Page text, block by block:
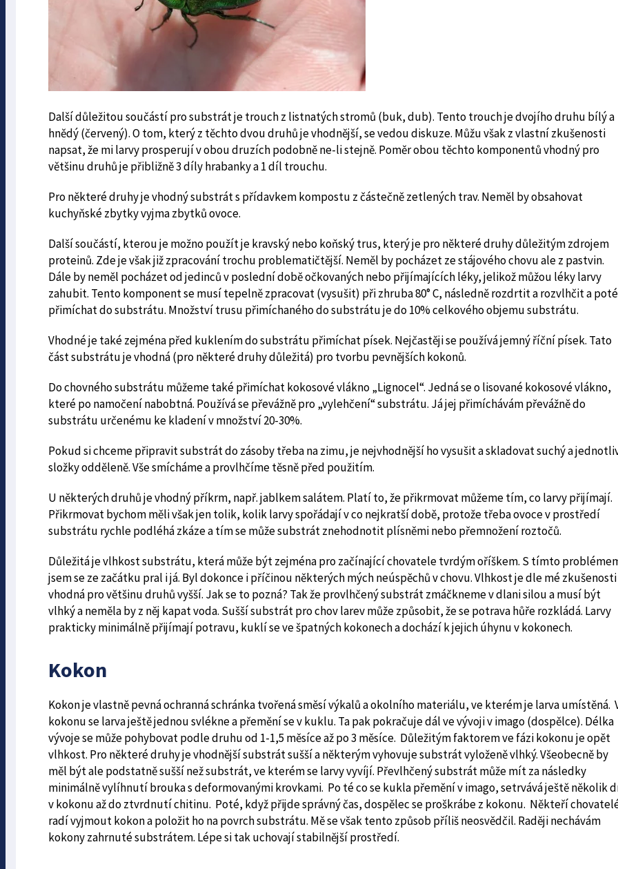
Další důležitou součástí pro substrát je trouch z listnatých stromů (buk, dub). Tento trouch je dvojího druhu bílý a
hnědý (červený). O tom, který z těchto dvou druhů je vhodnější, se vedou diskuze. Můžu však z vlastní zkušenosti
napsat, že mi larvy prosperují v obou druzích podobně ne-li stejně. Poměr obou těchto komponentů vhodný pro
většinu druhů je přibližně 3 díly hrabanky a 1 díl trouchu.
Pro některé druhy je vhodný substrát s přídavkem kompostu z částečně zetlených trav. Neměl by obsahovat
kuchyňské zbytky vyjma zbytků ovoce.
Další součástí, kterou je možno použít je kravský nebo koňský trus, který je pro některé druhy důležitým zdrojem
proteinů. Zde je však již zpracování trochu problematičtější. Neměl by pocházet ze stájového chovu ale z pastvin.
Dále by neměl pocházet od jedinců v poslední době očkovaných nebo přijímajících léky, jelikož můžou léky larvy
zahubit. Tento komponent se musí tepelně zpracovat (vysušit) při zhruba 80° C, následně rozdrtit a rozvlhčit a poté
přimíchat do substrátu. Množství trusu přimíchaného do substrátu je do 10% celkového objemu substrátu.
Vhodné je také zejména před kuklením do substrátu přimíchat písek. Nejčastěji se používá jemný říční písek. Tato
část substrátu je vhodná (pro některé druhy důležitá) pro tvorbu pevnějších kokonů.
Do chovného substrátu můžeme také přimíchat kokosové vlákno „Lignocel“. Jedná se o lisované kokosové vlákno,
které po namočení nabobtná. Používá se převážně pro „vylehčení“ substrátu. Já jej přimíchávám převážně do
substrátu určenému ke kladení v množství 20-30%.
Pokud si chceme připravit substrát do zásoby třeba na zimu, je nejvhodnější ho vysušit a skladovat suchý a
složky odděleně. Vše smícháme a provlhčíme těsně před použitím.
U některých druhů je vhodný příkrm, např. jablkem salátem. Platí to, že přikrmovat můžeme tím, co larvy přijímají.
Přikrmovat bychom měli však jen tolik, kolik larvy spořádají v co nejkratší době, protože třeba ovoce v prostředí
substrátu rychle podléhá zkáze a tím se může substrát znehodnotit plísněmi nebo přemnožení roztočů.
Důležitá je vlhkost substrátu, která může být zejména pro začínající chovatele tvrdým oříškem. S tímto
jsem se ze začátku pral i já. Byl dokonce i příčinou některých mých neúspěchů v chovu. Vlhkost je dle mé zkušenosti
vhodná pro většinu druhů vyšší. Jak se to pozná? Tak že provlhčený substrát zmáčkneme v dlani silou a musí být
vlhký a neměla by z něj kapat voda. Sušší substrát pro chov larev může způsobit, že se potrava hůře rozkládá. Larvy
prakticky minimálně přijímají potravu, kuklí se ve špatných kokonech a dochází k jejich úhynu v kokonech.
Kokon
Kokon je vlastně pevná ochranná schránka tvořená směsí výkalů a okolního materiálu, ve kterém je larva umístěná.
kokonu se larva ještě jednou svlékne a přemění se v kuklu. Ta pak pokračuje dál ve vývoji v imago (dospělce). Délka
vývoje se může pohybovat podle druhu od 1-1,5 měsíce až po 3 měsíce. Důležitým faktorem ve fázi kokonu je opět
vlhkost. Pro některé druhy je vhodnější substrát sušší a některým vyhovuje substrát vyloženě vlhký. Všeobecně by
měl být ale podstatně sušší než substrát, ve kterém se larvy vyvíjí. Převlhčený substrát může mít za následky
minimálně vylíhnutí brouka s deformovanými krovkami. Po té co se kukla přemění v imago, setrvává ještě několik
v kokonu až do ztvrdnutí chitinu. Poté, když přijde správný čas, dospělec se proškrábe z kokonu. Někteří
radí vyjmout kokon a položit ho na povrch substrátu. Mě se však tento způsob příliš neosvědčil. Raději nechávám
kokony zahrnuté substrátem. Lépe si tak uchovají stabilnější prostředí.